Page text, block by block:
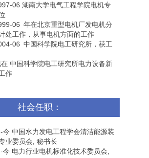
06 湖南大学电气工程学院电机专
06 年在北京重型电机厂发电机分
处工作，从事电机方面的工作
06 中国科学院电工研究所，获工
中国科学院电工研究所电力设备新
作
社会任职：
今 中国水力发电工程学会清洁能源装
业委员会, 秘书长
电力行业电机标准化技术委员会,